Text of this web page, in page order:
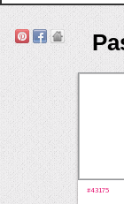
#43175